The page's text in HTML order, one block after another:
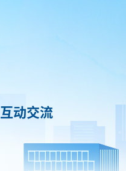
互动交流